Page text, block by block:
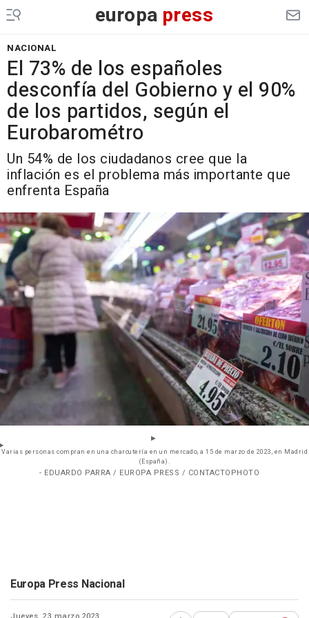
europa press
NACIONAL
El 73% de los españoles
desconfía del Gobierno y el 90%
de los partidos, según el
Eurobarométro
Un 54% de los ciudadanos cree que la
inflación es el problema más importante que
enfrenta España
Varias personas compran en una charcutería en un mercado, a 15 de marzo de 2023, en Madrid
(España).
- EDUARDO PARRA / EUROPA PRESS / CONTACTOPHOTO
Europa Press Nacional